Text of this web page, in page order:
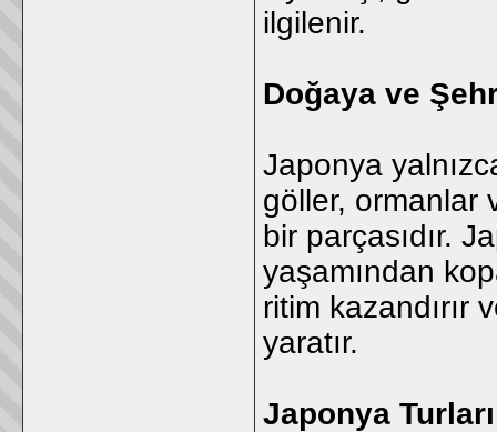
ilgilenir.
Doğaya ve
Japonya
göller, ormanlar
bir parçasıdır.
yaşamından
ritim kazandırır
yaratır.
Japonya